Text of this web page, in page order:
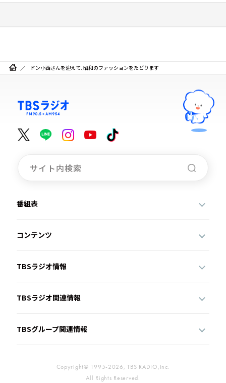
ドン小西さんを迎えて、昭和のファッションをたどります
番組表
コンテンツ
TBSラジオ情報
TBSラジオ関連情報
TBSグループ関連情報
Copyright© 1995-2026, TBS RADIO,Inc.
All Rights Reserved.